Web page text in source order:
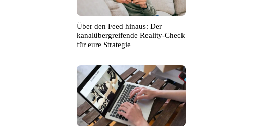
Über den Feed hinaus: Der
kanalübergreifende Reality-Check
für eure Strategie